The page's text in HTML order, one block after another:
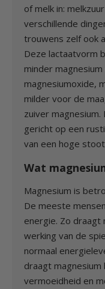
of melk in:
verschillende
trouwens zelf ook
Deze lactaatvorm
minder
magnesiumoxide,
milder voor de
zuiver
gericht op een
van een hoge
Wat
Magnesium is
De meeste
energie. Zo draagt
werking van de
normaal
draagt
vermoeidheid en